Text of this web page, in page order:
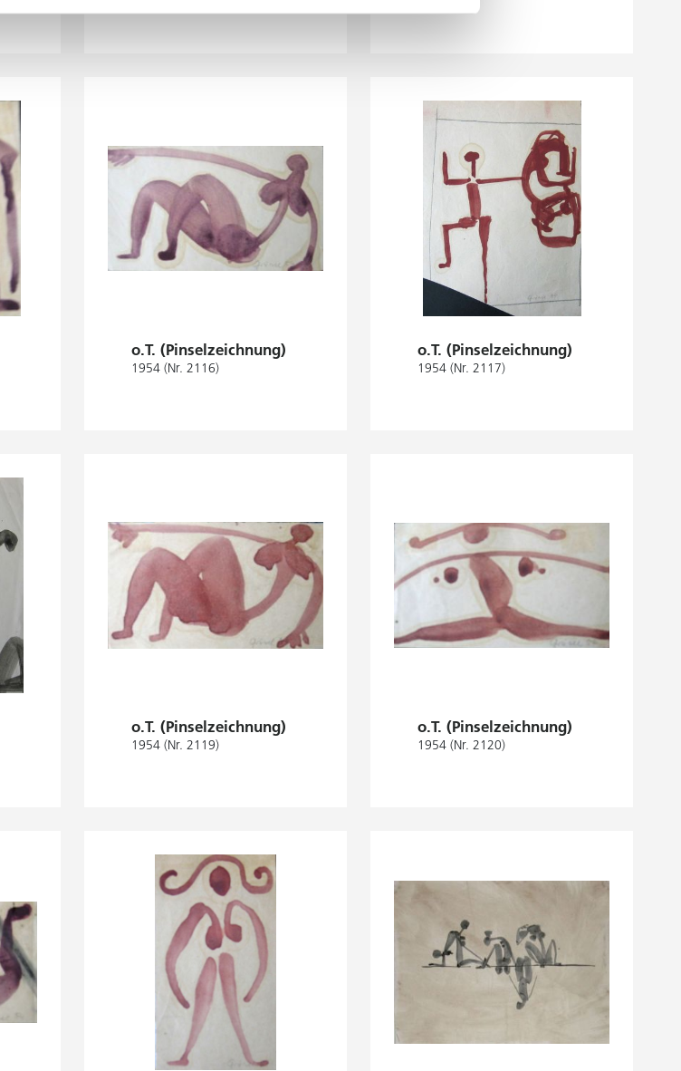
o.T. (Pinselzeichnung)
1954 (Nr. 2116)
o.T. (Pinselzeichnung)
1954 (Nr. 2117)
o.T. (Pinselzeichnung)
1954 (Nr. 2119)
o.T. (Pinselzeichnung)
1954 (Nr. 2120)